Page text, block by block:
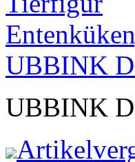
UBBINK
UBBINK